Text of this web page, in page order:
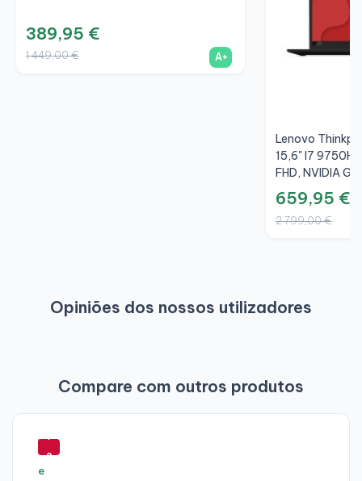
389,95 €
1 449,00 € A+
Lenovo
15,6" I7 9750H,
FHD, NVIDIA
4GB, A+
659,95 €
2 799,00 €
Opiniões dos nossos utilizadores
Compare com outros produtos
-
7
2